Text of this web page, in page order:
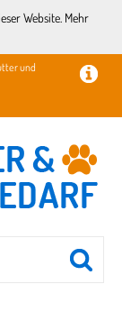
Website. Mehr
und